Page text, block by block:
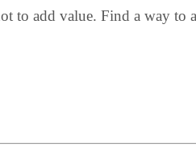
to add value. Find a way